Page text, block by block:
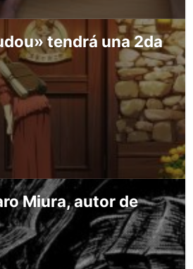
tendrá una 2da
Miura, autor de